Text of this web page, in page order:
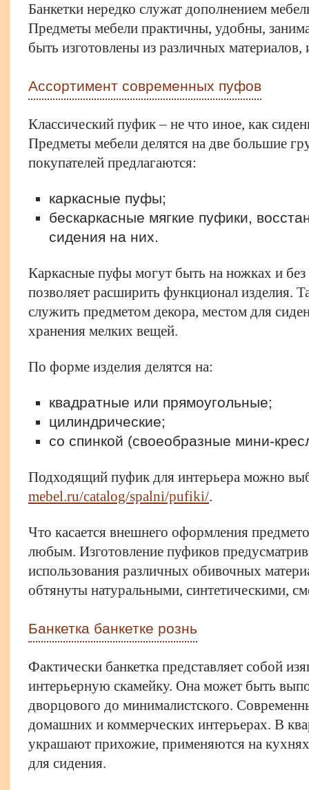
Банкетки нередко служат дополнением
Предметы мебели практичны, удобны,
быть изготовлены из различных
Ассортимент современных пуфов
Классический пуфик – не что иное, как
Предметы мебели делятся на две большие
покупателей предлагаются:
каркасные пуфы;
бескаркасные мягкие пуфики,
сидения на них.
Каркасные пуфы могут быть на ножках и
позволяет расширить функционал изделия.
служить предметом декора, местом для
хранения мелких вещей.
По форме изделия делятся на:
квадратные или прямоугольные;
цилиндрические;
со спинкой (своеобразные мини-
Подходящий пуфик для интерьера можно
mebel.ru/catalog/spalni/pufiki/.
Что касается внешнего оформления
любым. Изготовление пуфиков
использования различных обивочных
обтянуты натуральными, синтетическими,
Банкетка банкетке рознь
Фактически банкетка представляет собой
интерьерную скамейку. Она может быть
дворцового до минималистского.
домашних и коммерческих интерьерах. В
украшают прихожие, применяются на кухнях
для сидения.